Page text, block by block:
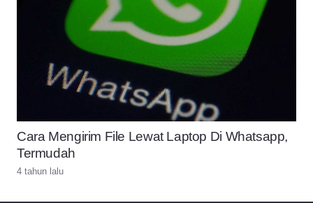
Cara Mengirim File Lewat Laptop Di Whatsapp,
Termudah
4 tahun lalu